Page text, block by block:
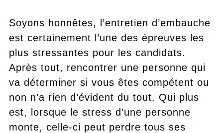
Soyons honnêtes, l’entretien d’embauche
est certainement l’une des épreuves les
plus stressantes pour les candidats.
Après tout, rencontrer une personne qui
va déterminer si vous êtes compétent ou
non n’a rien d’évident du tout. Qui plus
est, lorsque le stress d’une personne
monte, celle-ci peut perdre tous ses